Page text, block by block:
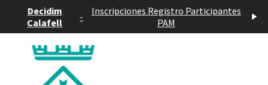
Decidim
Calafell
-
Inscripciones Registro Participantes
PAM